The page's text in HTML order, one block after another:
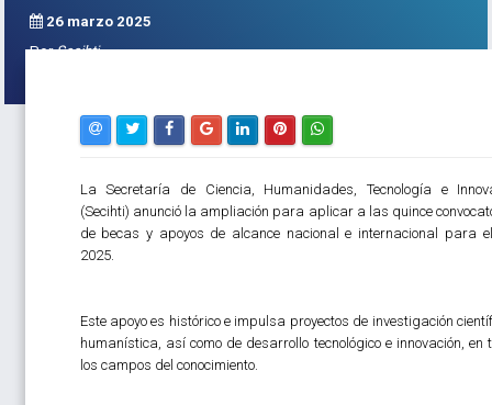
26 marzo 2025
PorSecihti
La Secretaría de Ciencia, Humanidades, Tecnología e
(Secihti) anunció la ampliación para aplicar a las quince
de becas y apoyos de alcance nacional e internacional para
2025.
Este apoyo es histórico e impulsa proyectos de investigación
humanística, así como de desarrollo tecnológico e innovación, en
los campos del conocimiento.